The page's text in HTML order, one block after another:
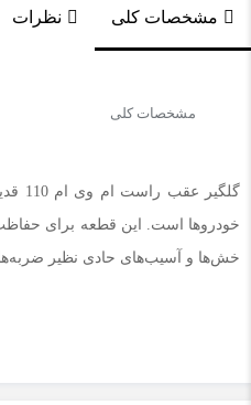
مشخصات کلی نظرات
مشخصات کلی
خودروها است. این قطعه برای
خش‌ها و آسیب‌های حادی نظیر